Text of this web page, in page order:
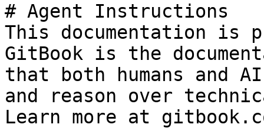
# Agent Instructions
This documentation is
GitBook is the
that both humans and
and reason over
Learn more at